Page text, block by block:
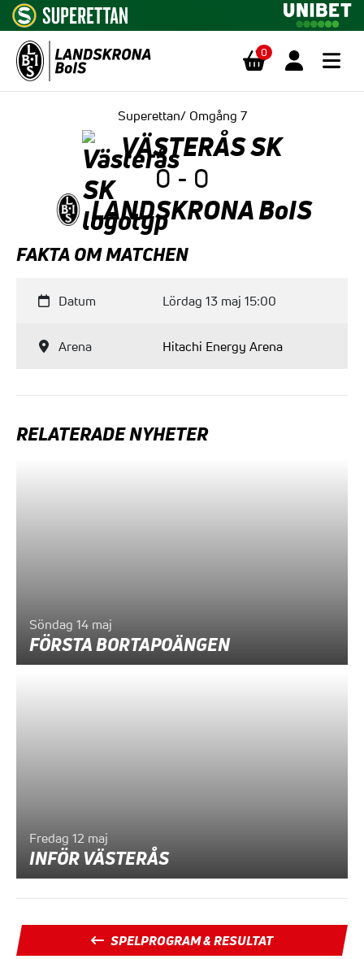
0
Superettan/ Omgång 7
VÄSTERÅS SK
0 - 0
LANDSKRONA BoIS
FAKTA OM MATCHEN
Datum Lördag 13 maj 15:00
Arena Hitachi Energy Arena
RELATERADE NYHETER
Söndag 14 maj
FÖRSTA BORTAPOÄNGEN
Fredag 12 maj
INFÖR VÄSTERÅS
SPELPROGRAM & RESULTAT